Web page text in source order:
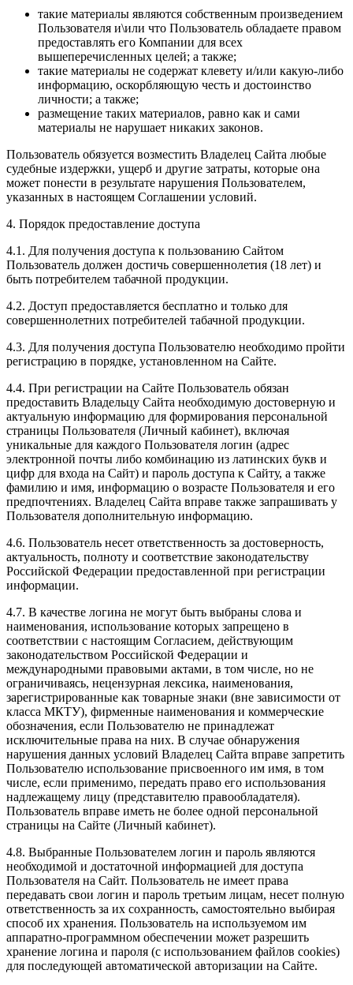
такие материалы являются собственным произведением
Пользователя и\или что Пользователь обладаете правом
предоставлять его Компании для всех
вышеперечисленных целей; а также;
такие материалы не содержат клевету и/или какую-либо
информацию, оскорбляющую честь и достоинство
личности; а также;
размещение таких материалов, равно как и сами
материалы не нарушает никаких законов.
Пользователь обязуется возместить Владелец Сайта любые
судебные издержки, ущерб и другие затраты, которые она
может понести в результате нарушения Пользователем,
указанных в настоящем Соглашении условий.
4. Порядок предоставление доступа
4.1. Для получения доступа к пользованию Сайтом
Пользователь должен достичь совершеннолетия (18 лет) и
быть потребителем табачной продукции.
4.2. Доступ предоставляется бесплатно и только для
совершеннолетних потребителей табачной продукции.
4.3. Для получения доступа Пользователю необходимо пройти
регистрацию в порядке, установленном на Сайте.
4.4. При регистрации на Сайте Пользователь обязан
предоставить Владельцу Сайта необходимую достоверную и
актуальную информацию для формирования персональной
страницы Пользователя (Личный кабинет), включая
уникальные для каждого Пользователя логин (адрес
электронной почты либо комбинацию из латинских букв и
цифр для входа на Сайт) и пароль доступа к Сайту, а также
фамилию и имя, информацию о возрасте Пользователя и его
предпочтениях. Владелец Сайта вправе также запрашивать у
Пользователя дополнительную информацию.
4.6. Пользователь несет ответственность за достоверность,
актуальность, полноту и соответствие законодательству
Российской Федерации предоставленной при регистрации
информации.
4.7. В качестве логина не могут быть выбраны слова и
наименования, использование которых запрещено в
соответствии с настоящим Согласием, действующим
законодательством Российской Федерации и
международными правовыми актами, в том числе, но не
ограничиваясь, нецензурная лексика, наименования,
зарегистрированные как товарные знаки (вне зависимости от
класса МКТУ), фирменные наименования и коммерческие
обозначения, если Пользователю не принадлежат
исключительные права на них. В случае обнаружения
нарушения данных условий Владелец Сайта вправе запретить
Пользователю использование присвоенного им имя, в том
числе, если применимо, передать право его использования
надлежащему лицу (представителю правообладателя).
Пользователь вправе иметь не более одной персональной
страницы на Сайте (Личный кабинет).
4.8. Выбранные Пользователем логин и пароль являются
необходимой и достаточной информацией для доступа
Пользователя на Сайт. Пользователь не имеет права
передавать свои логин и пароль третьим лицам, несет полную
ответственность за их сохранность, самостоятельно выбирая
способ их хранения. Пользователь на используемом им
аппаратно-программном обеспечении может разрешить
хранение логина и пароля (с использованием файлов cookies)
для последующей автоматической авторизации на Сайте.